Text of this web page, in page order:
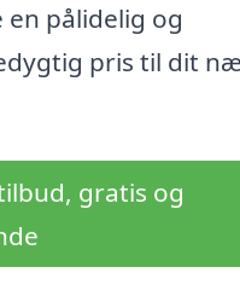
pålidelig og
pris til dit
gratis og